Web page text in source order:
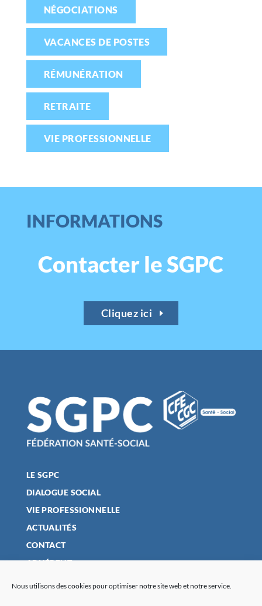
Nous utilisons des cookies pour optimiser notre site web et notre service.
NÉGOCIATIONS
VACANCES DE POSTES
RÉMUNÉRATION
RETRAITE
VIE PROFESSIONNELLE
INFORMATIONS
Contacter le SGPC
Cliquez ici
LE SGPC
DIALOGUE SOCIAL
VIE PROFESSIONNELLE
ACTUALITÉS
CONTACT
ADHÉRENT